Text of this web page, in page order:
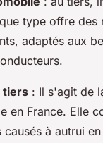
type offre des
adaptés aux
tiers : Il s'agit de
en France. Elle
causés à autrui